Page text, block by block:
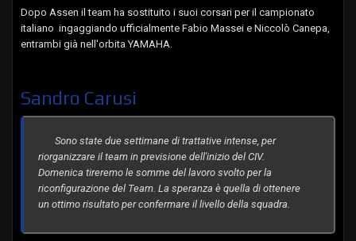
Dopo Assen il team ha sostituito i suoi corsari per il campionato
italiano ingaggiando ufficialmente Fabio Massei e Niccolò Canepa,
entrambi già nell'orbita YAMAHA.
Sandro Carusi
Sono state due settimane di trattative intense, per
riorganizzare il team in previsione dell'inizio del CIV.
Domenica tireremo le somme del lavoro svolto per la
riconfigurazione del Team. La speranza è quella di ottenere
un ottimo risultato per confermare il livello della squadra.